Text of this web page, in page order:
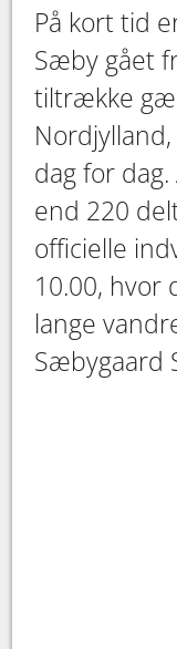
På kort tid
Sæby gået
tiltrække
dag for
end 220
officielle
10.00, hvor
lange
Sæbygaard